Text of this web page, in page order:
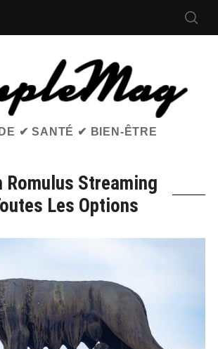
✔ SANTÉ ✔ BIEN-ÊTRE
Romulus Streaming
Les Options